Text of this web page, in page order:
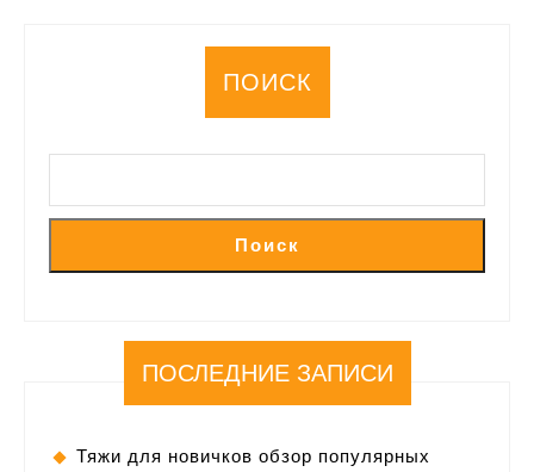
ПОИСК
Поиск
ПОСЛЕДНИЕ ЗАПИСИ
Тяжи для новичков обзор популярных